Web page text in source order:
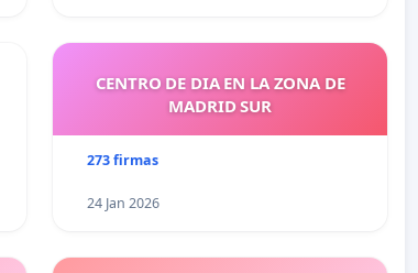
CENTRO DE DIA EN LA ZONA DE
MADRID SUR
273 firmas
24 Jan 2026